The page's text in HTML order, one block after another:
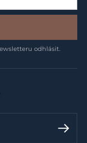
odhlásit.